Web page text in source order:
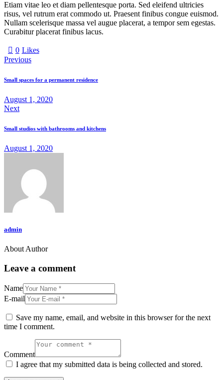
Etiam vitae leo et diam pellentesque porta. Sed eleifend ultricies
risus, vel rutrum erat commodo ut. Praesent finibus congue euismod.
Nullam scelerisque massa vel augue placerat, a tempor sem egestas.
Curabitur placerat finibus lacus.
0 Likes
Previous
Small spaces for a permanent residence
August 1, 2020
Next
Small studios with bathrooms and kitchens
August 1, 2020
admin
About Author
Leave a comment
Name
E-mail
Save my name, email, and website in this browser for the next
time I comment.
Comment
I agree that my submitted data is being collected and stored.